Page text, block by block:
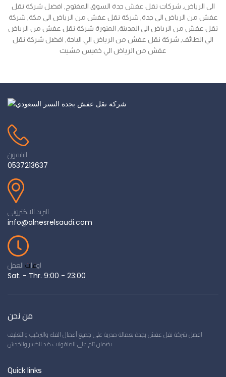
الى الرياض, شركات نقل عفش جدة السوق المفتوح, افضل شركة نقل
عفش من الرياض الي جدة, شركة نقل عفش من الرياض الي مكة, شركة
نقل عفش من الرياض الي المدينة, المنورة شركة نقل عفش من الرياض
الي الطائف, شركة نقل عفش من الرياض الي الباحة, افضل شركة نقل
عفش من الرياض الي خميس مشيت
التليفون
0537213637
البريد الالكتروني
info@alnesrelsaudi.com
اوقات العمل
Sat. - Thr. 9:00 - 23:00
من نحن
افضل شركة نقل عفش بجدة بعمالة مدربة على جميع أعمال الفك والتركيب والتغليف
بضمان تام على المنقولات ضد الكسر والخدش
Quick links